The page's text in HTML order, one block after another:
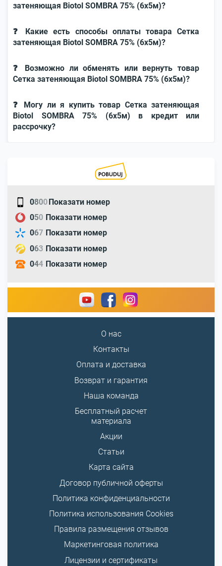
затеняющая Biotol SOMBRA 75% (6x5м)?
❓ Какие есть способы оплаты товара Сетка
затеняющая Biotol SOMBRA 75% (6x5м)?
❓ Возможно ли обменять или вернуть товар
Сетка затеняющая Biotol SOMBRA 75% (6x5м)?
❓ Могу ли я купить товар Сетка затеняющая
Biotol SOMBRA 75% (6x5м) в кредит или
рассрочку?
0800Показати номер
050 Показати номер
067 Показати номер
063 Показати номер
044 Показати номер
О нас
Контакты
Оплата и доставка
Возврат и гарантия
Наша команда
Бесплатный расчет
материала
Акции
Статьи
Карта сайта
Договор публичной оферты
Политика конфиденциальности
Политика использования Cookies
Правила размещения отзывов
Маркетинговая политика
Лицензии и сертификаты